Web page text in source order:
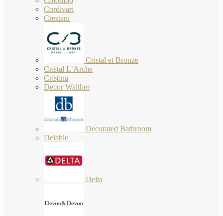
Cordivari
Crestani
Cristal et Bronze
Cristal L’Arche
Cristina
Decor Walther
Decorated Bathroom
Delabie
Delta